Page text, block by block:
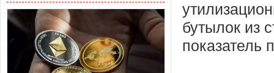
бутылок из
показатель